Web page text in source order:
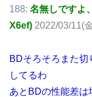
188: 名無しですよ
X6ef) 2022/03/11(
BDそろそろまた
してるわ
あとBDの性能差は